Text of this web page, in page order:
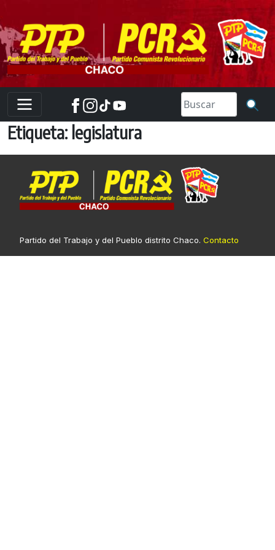
to
content
Etiqueta:legislatura
Partido del Trabajo y del Pueblo distrito Chaco. Contacto